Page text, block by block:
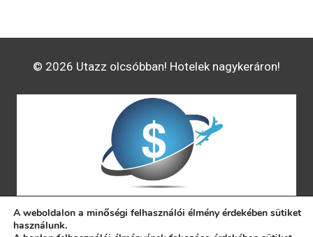
© 2026 Utazz olcsóbban! Hotelek nagykeráron!
A weboldalon a minőségi felhasználói élmény érdekében sütiket
használunk.